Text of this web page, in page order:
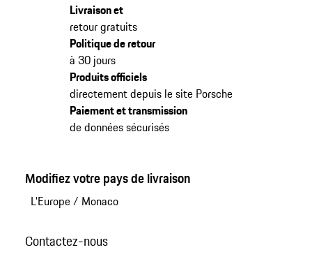
Livraison et
retour gratuits
Politique de retour
à 30 jours
Produits officiels
directement depuis le site Porsche
Paiement et transmission
de données sécurisés
Modifiez votre pays de livraison
L'Europe/ Monaco
Contactez-nous